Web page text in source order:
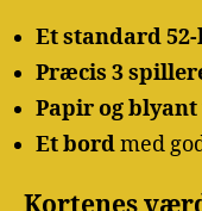
Et standard
Præcis 3
Papir og blyant
Et bordmed